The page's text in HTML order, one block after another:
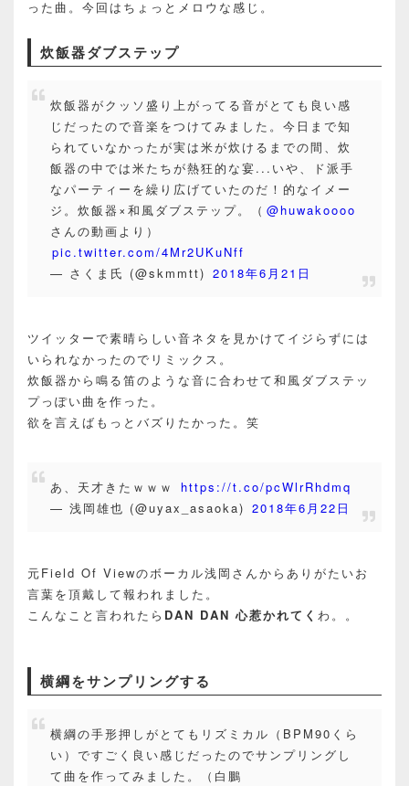
った曲。今回はちょっとメロウな感じ。
炊飯器ダブステップ
炊飯器がクッソ盛り上がってる音がとても良い感
じだったので音楽をつけてみました。今日まで知
られていなかったが実は米が炊けるまでの間、炊
飯器の中では米たちが熱狂的な宴...いや、ド派手
なパーティーを繰り広げていたのだ！的なイメー
ジ。炊飯器×和風ダブステップ。（ @huwakoooo
さんの動画より）
pic.twitter.com/4Mr2UKuNff
— さくま氏 (@skmmtt) 2018年6月21日
ツイッターで素晴らしい音ネタを見かけてイジらずには
いられなかったのでリミックス。
炊飯器から鳴る笛のような音に合わせて和風ダブステッ
プっぽい曲を作った。
欲を言えばもっとバズりたかった。笑
あ、天才きたｗｗｗ
https://t.co/pcWlrRhdmq
— 浅岡雄也 (@uyax_asaoka) 2018年6月22日
元Field Of Viewのボーカル浅岡さんからありがたいお
言葉を頂戴して報われました。
こんなこと言われたら DAN DAN 心惹かれてく わ。。
横綱をサンプリングする
横綱の手形押しがとてもリズミカル（BPM90くら
い）ですごく良い感じだったのでサンプリングし
て曲を作ってみました。（白鵬